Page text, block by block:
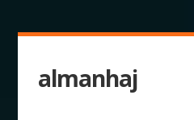
almanhaj